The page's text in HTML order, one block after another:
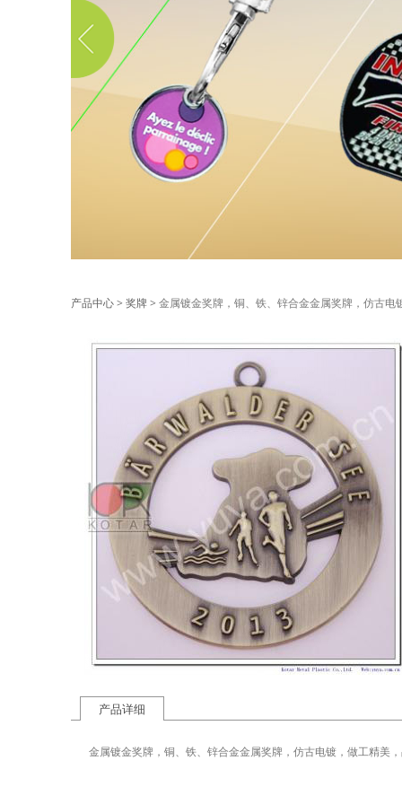
金属镀金奖牌，铜
美， 品质高档
产品中心> 奖牌> 金属镀金奖牌，铜、铁、锌合金金属奖牌，仿古电
产品详细
金属镀金奖牌，铜、铁、锌合金金属奖牌，仿古电镀，做工精美